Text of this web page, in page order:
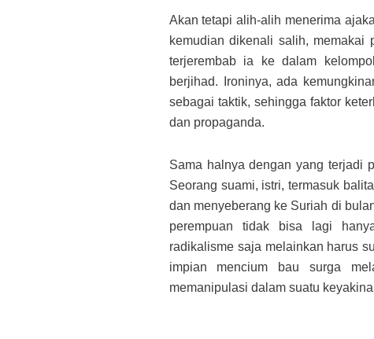
Akan tetapi alih-alih menerima
kemudian dikenali salih, memakai
terjerembab ia ke dalam
berjihad. Ironinya, ada
sebagai taktik, sehingga faktor
dan propaganda.
Sama halnya dengan yang terjadi
Seorang suami, istri, termasuk
dan menyeberang ke Suriah di
perempuan tidak bisa lagi
radikalisme saja melainkan harus
impian mencium bau surga
memanipulasi dalam suatu